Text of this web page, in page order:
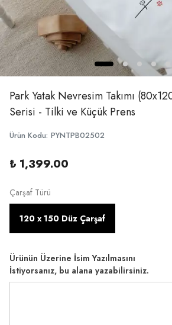
Park Yatak Nevresim Takımı
Serisi - Tilki ve Küçük Prens
Ürün Kodu: PYNTPB02502
₺ 1,399.00
Çarşaf Türü
120 x 150 Düz Çarşaf
Ürünün Üzerine İsim Yazılmasını
İstiyorsanız, bu alana yazabilirsiniz.